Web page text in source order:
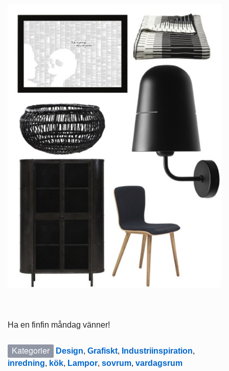
Ha en finfin måndag vänner!
Kategorier Design, Grafiskt, Industriinspiration,
inredning, kök, Lampor, sovrum, vardagsrum